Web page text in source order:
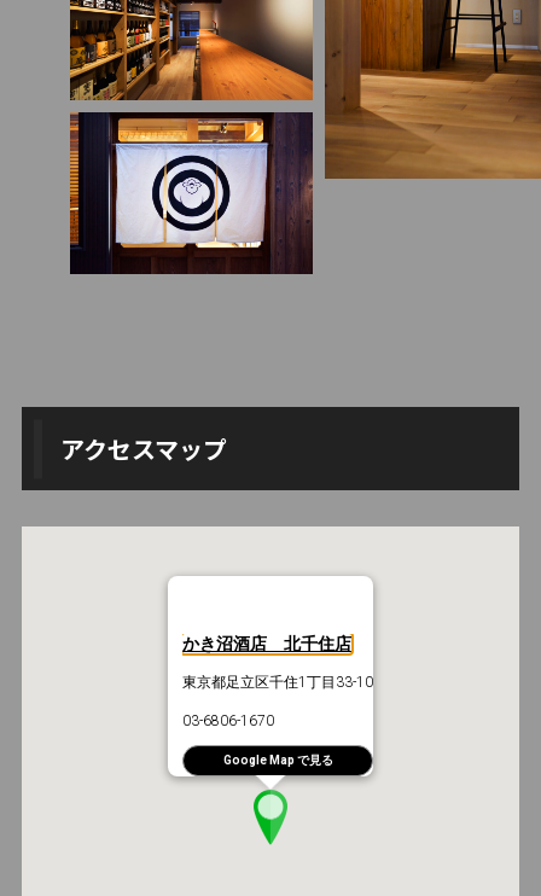
アクセスマップ
かき沼酒店 北千住店
東京都足立区千住1丁目33-10
03-6806-1670
Google Map で見る